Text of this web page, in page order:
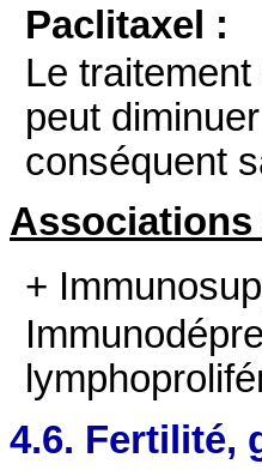
Paclitaxel :
Le
peut
conséquent
Associations
+
4.6. Fertilité,